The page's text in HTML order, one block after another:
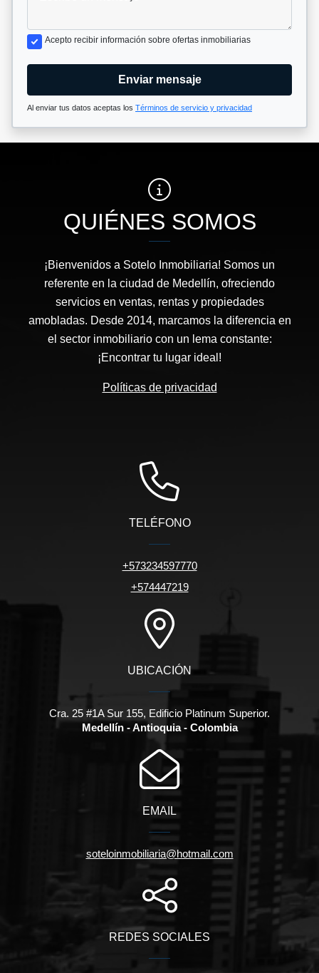
Acepto recibir información sobre ofertas inmobiliarias
Enviar mensaje
Al enviar tus datos aceptas los Términos de servicio y privacidad
QUIÉNES SOMOS
¡Bienvenidos a Sotelo Inmobiliaria! Somos un
referente en la ciudad de Medellín, ofreciendo
servicios en ventas, rentas y propiedades
amobladas. Desde 2014, marcamos la diferencia en
el sector inmobiliario con un lema constante:
¡Encontrar tu lugar ideal!
Políticas de privacidad
TELÉFONO
+573234597770
+574447219
UBICACIÓN
Cra. 25 #1A Sur 155, Edificio Platinum Superior.
Medellín - Antioquia - Colombia
EMAIL
soteloinmobiliaria@hotmail.com
REDES SOCIALES